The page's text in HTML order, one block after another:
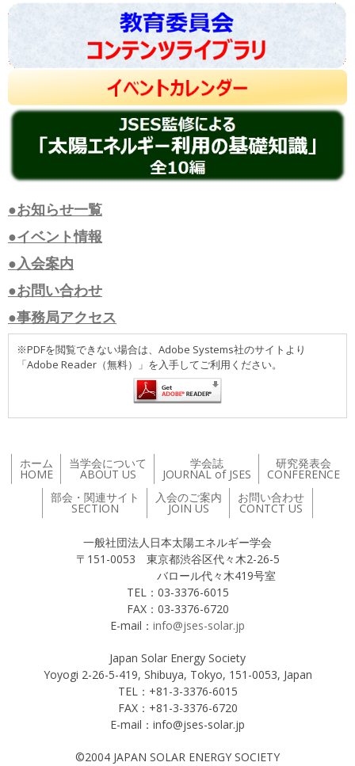
●お知らせ一覧
●イベント情報
●入会案内
●お問い合わせ
●事務局アクセス
※PDFを閲覧できない場合は、Adobe Systems社のサイトより
「Adobe Reader（無料）」を入手してご利用ください。
ホーム
HOME
当学会について
ABOUT US
学会誌
JOURNAL of JSES
研究発表会
CONFERENCE
部会・関連サイト
SECTION
入会のご案内
JOIN US
お問い合わせ
CONTCT US
一般社団法人日本太陽エネルギー学会
〒151-0053 東京都渋谷区代々木2-26-5
バロール代々木419号室
TEL：03-3376-6015
FAX：03-3376-6720
E-mail： info@jses-solar.jp
Japan Solar Energy Society
Yoyogi 2-26-5-419, Shibuya, Tokyo, 151-0053, Japan
TEL：+81-3-3376-6015
FAX：+81-3-3376-6720
E-mail：info@jses-solar.jp
©2004 JAPAN SOLAR ENERGY SOCIETY